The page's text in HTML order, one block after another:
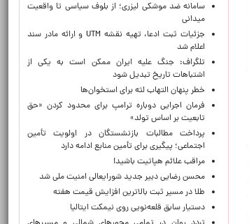
سامانه ضد موشکی لیزری؛ از بلوف سیاسی تا واقعیت
میدانی
جزئیات ثبت ادعا، تهیه نقشه UTM و ارائه مادر سند
اعلام شد
تلگراف: جنگ علیه ایران ممکن است به یکی از
اشتباهات تاریخ تبدیل شود
خطر پنهان التهاب لثه برای استخوان‌ها
فرمان اجرایی دوباره ترامپ برای محدود کردن «حق
تابعیت بر اساس تولد»
پرداخت مطالبات بازنشستگان در اولویت تأمین
اجتماعی؛ پیگیری برای تأمین منابع ادامه دارد
مراقب علائم هپاتیت باشید!
محسن رضایی دبیر جدید شورایعالی امنیت ملی شد
طلا در مسیر ثبت بالاترین افزایش قیمت هفته
دستیار سابق قلعه‌نویی روی نیمکت ایتالیا